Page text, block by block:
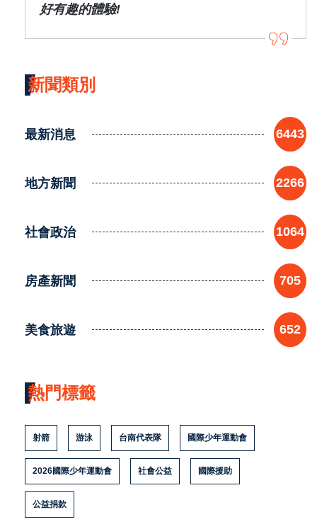
好有趣的體驗!
新聞類別
最新消息 6443
地方新聞 2266
社會政治 1064
房產新聞 705
美食旅遊 652
熱門標籤
射箭 游泳 台南代表隊 國際少年運動會
2026國際少年運動會 社會公益 國際援助
公益捐款